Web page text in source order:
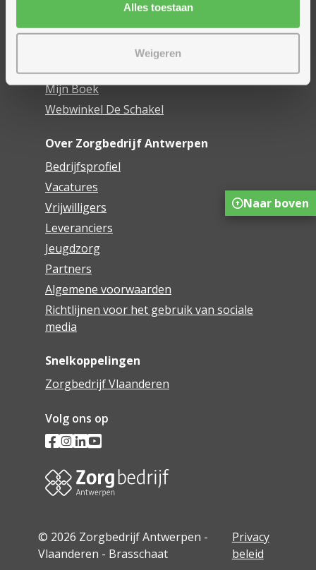
Alles toestaan
Weigeren
Financieel comfort
Mijn Zorgbedrijf
Mijn Boek
Webwinkel De Schakel
Over Zorgbedrijf Antwerpen
Bedrijfsprofiel
Vacatures
Vrijwilligers
Leveranciers
Jeugdzorg
Partners
Algemene voorwaarden
Richtlijnen voor het gebruik van sociale
media
Snelkoppelingen
Zorgbedrijf Vlaanderen
Volg ons op
© 2026 Zorgbedrijf Antwerpen -
Vlaanderen - Brasschaat
Privacy
beleid
Naar boven